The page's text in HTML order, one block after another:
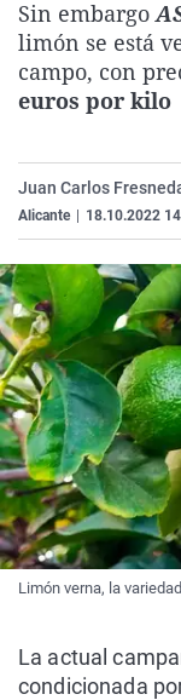
Sin embargo
limón se está
campo, con
euros por kilo
Juan Carlos
Alicante 18.10.2022
Limón verna, la
La actual
condicionada